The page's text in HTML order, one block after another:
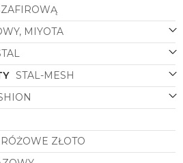
która z pewnością
nowoczesnego
to nie tylko doskonały
stylizacji, ale także
mierzenia czasu. Dzięki
wykonania oraz solidnej
będzie towarzyszył Ci
podkreślając Twój wyjątkowy
który podkreśli Twój
MIYOTA
STAL-MESH
RÓŻOWE ZŁOTO